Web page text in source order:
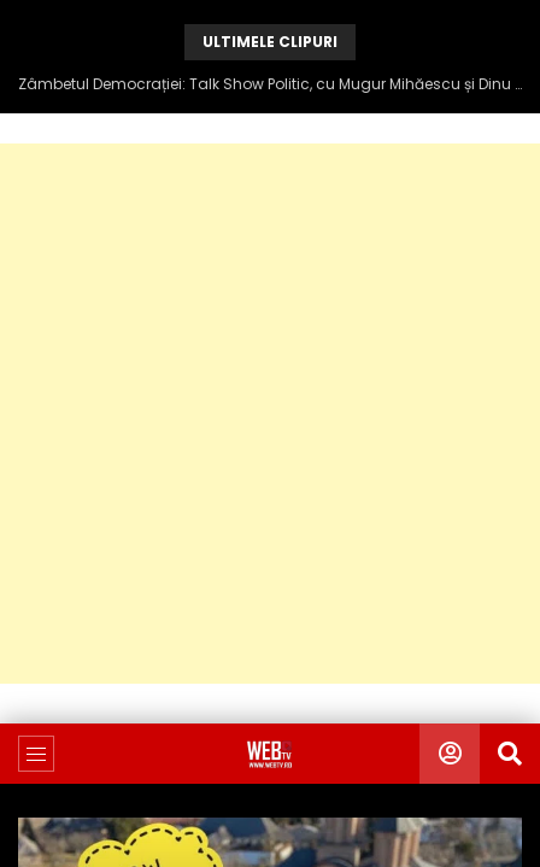
ULTIMELE CLIPURI
Zâmbetul Democrației: Talk Show Politic, cu Mugur Mihăescu și Dinu Popescu